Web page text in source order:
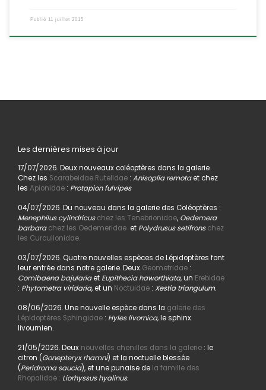
Publié 11 juillet 2015
Les dernières mises à jour
17/07/2026. Deux nouveaux coléoptères dans la galerie.
Chez les Scarabeidae Rutelidae: Anisoplia remotaet chez
les Apionidae: Protapion fulvipes
04/07/2026. Du nouveau dans la galerie des Coléoptères :
Menephilus cylindricus chez les Tenebrionidae,Oedemera
barbara chez les Oedemeridaeet Polydrusus setifrons chez
les Curculionidae.
03/07/2026. Quatre nouvelles espèces de Lépidoptères font
leur entrée dans notre galerie. Deux Geometridae:
Comibaena bajulariaet Eupithecia haworthiata,un Erebidae
: Phytometra viridaria, et un Noctuidae: Xestia triangulum.
08/06/2026. Une nouvelle espèce dans la galerie des
Lépidoptères Sphingidae: Hyles livornica,le sphinx
livournien.
21/05/2026. Deux nouvelles chenilles dans la galerie : le
citron (Gonepteryx rhamni) et la noctuelle blessée
(Peridroma saucia), et une punaise dela famille des
Rhopalidae : Liorhyssus hyalinus.